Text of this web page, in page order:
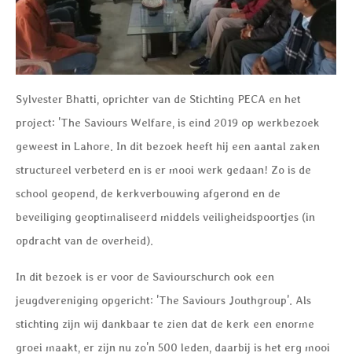
Sylvester Bhatti, oprichter van de Stichting PECA en het
project: 'The Saviours Welfare, is eind 2019 op werkbezoek
geweest in Lahore. In dit bezoek heeft hij een aantal zaken
structureel verbeterd en is er mooi werk gedaan! Zo is de
school geopend, de kerkverbouwing afgerond en de
beveiliging geoptimaliseerd middels veiligheidspoortjes (in
opdracht van de overheid).
In dit bezoek is er voor de Saviourschurch ook een
jeugdvereniging opgericht: 'The Saviours Jouthgroup'. Als
stichting zijn wij dankbaar te zien dat de kerk een enorme
groei maakt, er zijn nu zo'n 500 leden, daarbij is het erg mooi